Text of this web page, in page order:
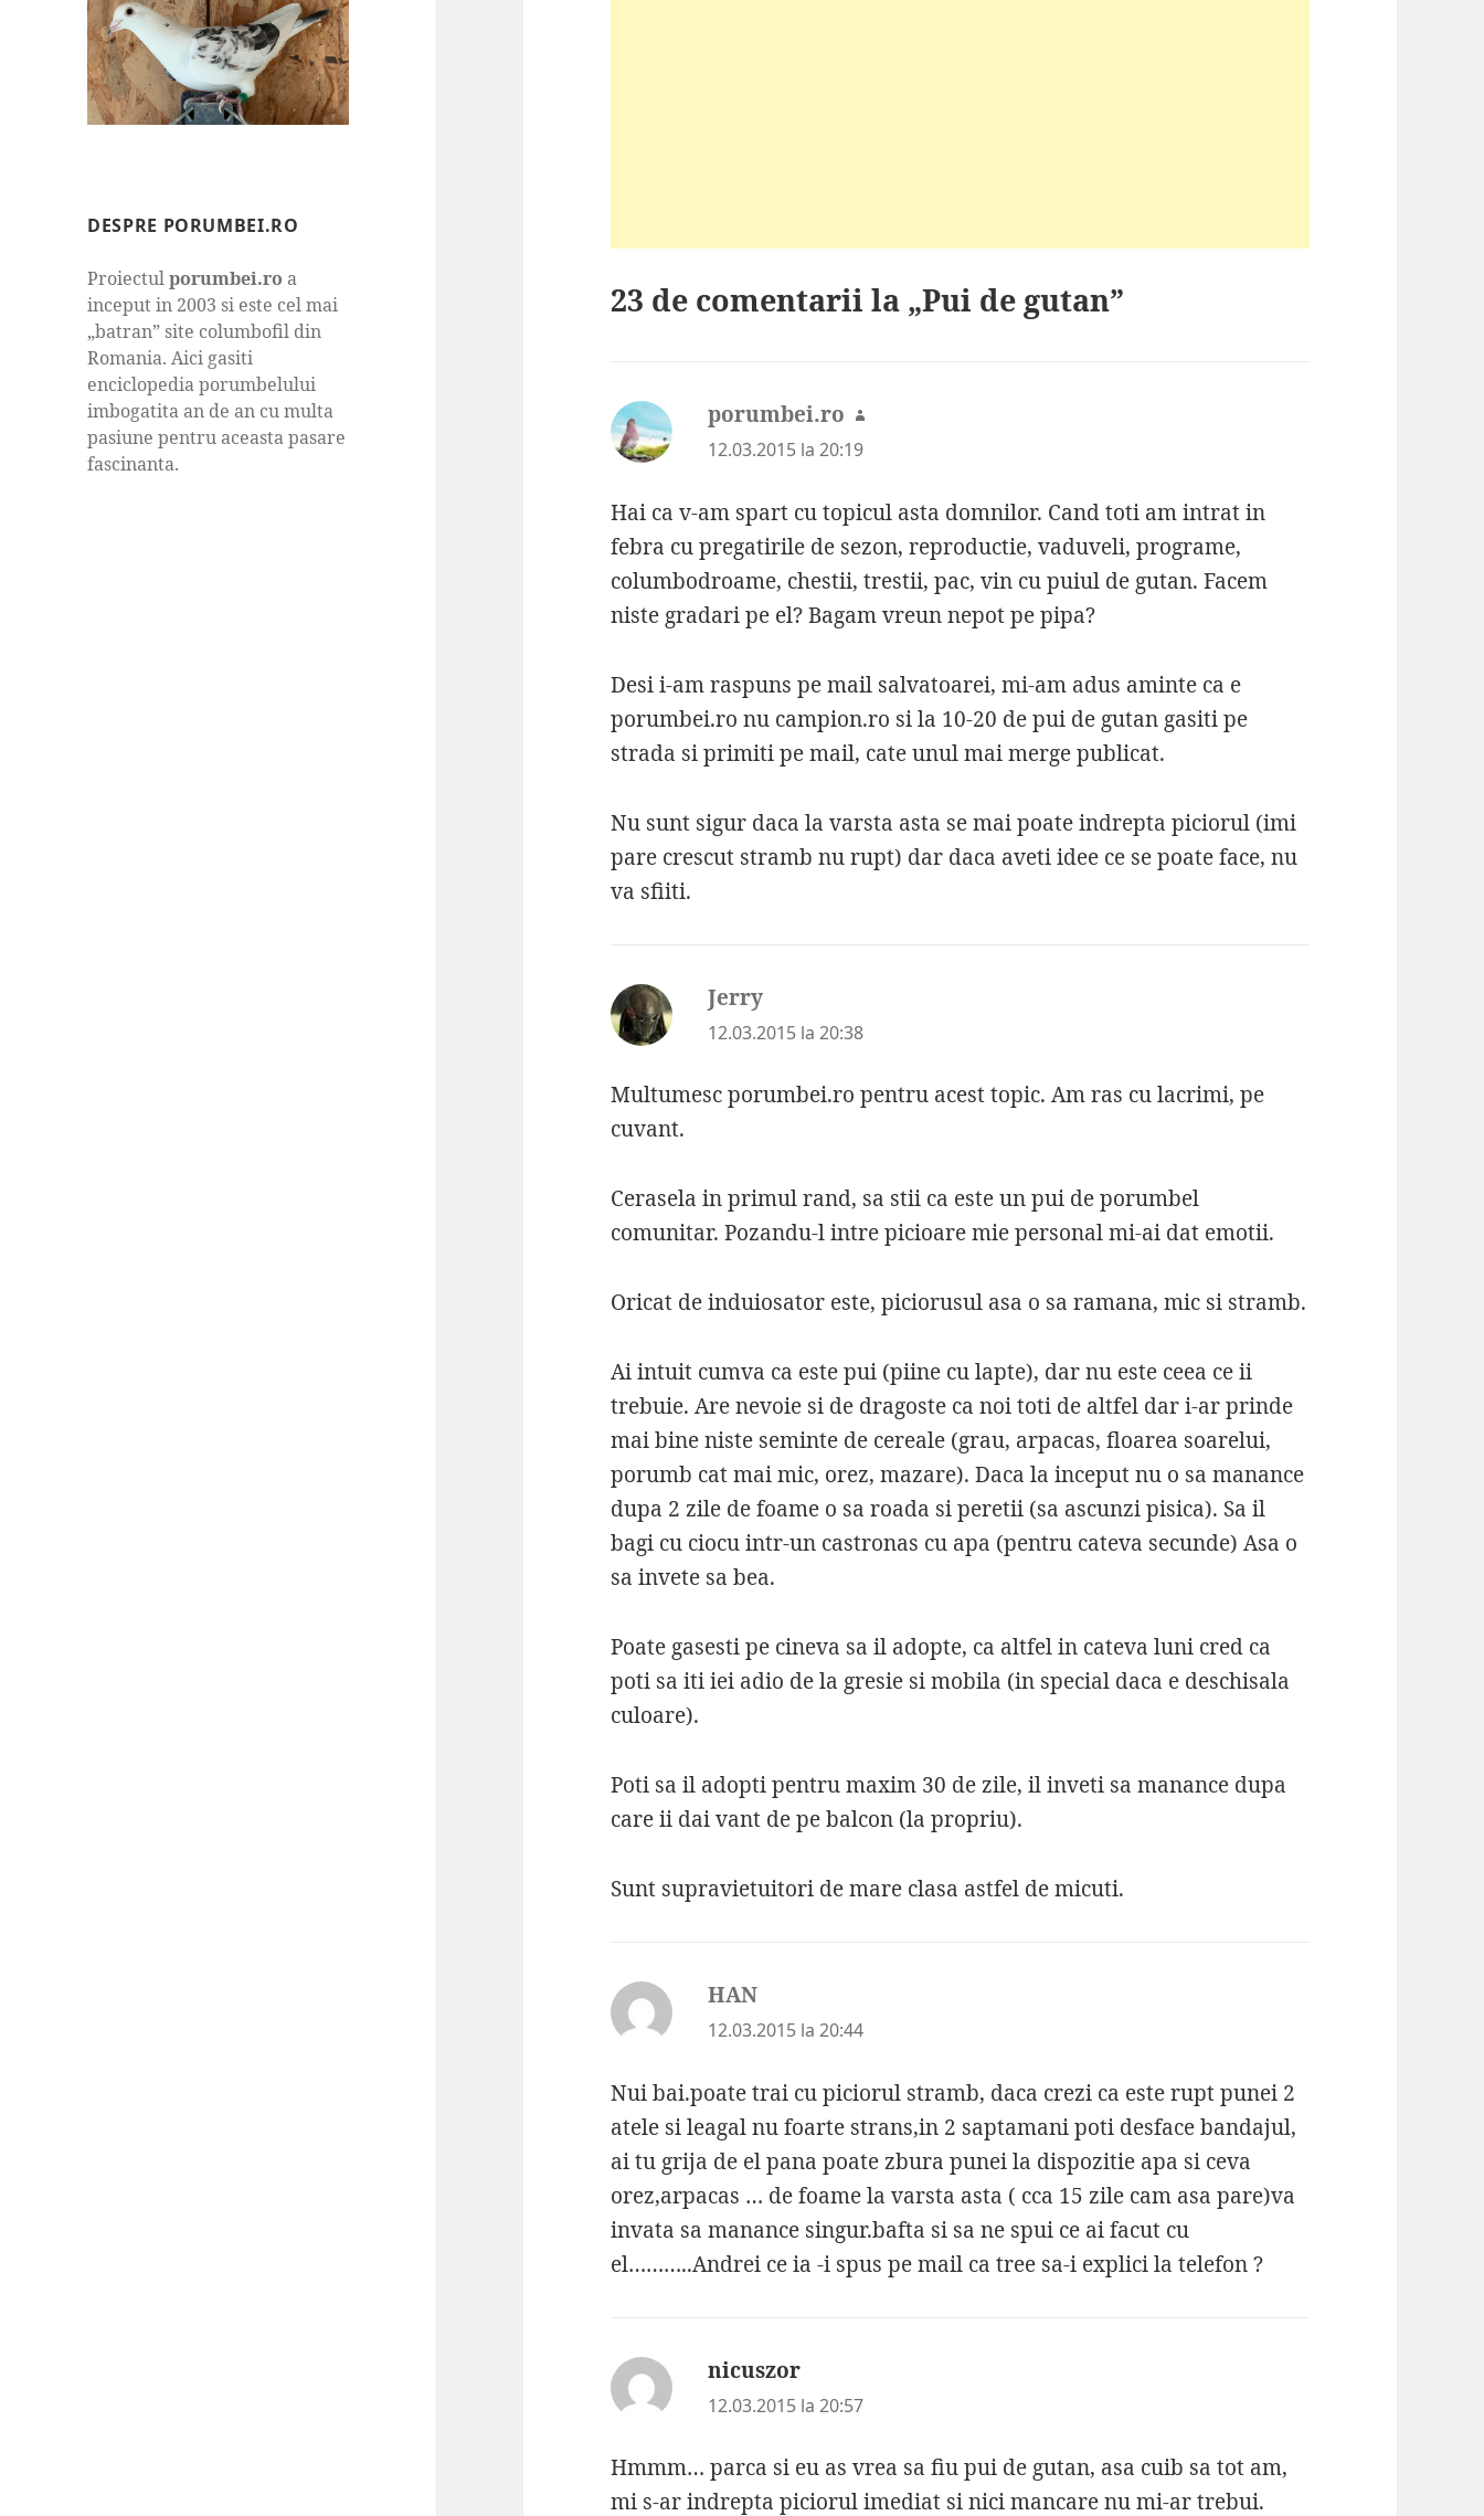
DESPRE PORUMBEI.RO
Proiectulporumbei.ro a
inceput in 2003 si este cel mai
„batran” site columbofil din
Romania. Aici gasiti
enciclopedia porumbelului
imbogatita an de an cu multa
pasiune pentru aceasta pasare
fascinanta.
23 de comentarii la „Pui de gutan”
porumbei.ro spune:
12.03.2015 la 20:19
Hai ca v-am spart cu topicul asta domnilor. Cand toti am intrat in
febra cu pregatirile de sezon, reproductie, vaduveli, programe,
columbodroame, chestii, trestii, pac, vin cu puiul de gutan. Facem
niste gradari pe el? Bagam vreun nepot pe pipa?
Desi i-am raspuns pe mail salvatoarei, mi-am adus aminte ca e
porumbei.ro nu campion.ro si la 10-20 de pui de gutan gasiti pe
strada si primiti pe mail, cate unul mai merge publicat.
Nu sunt sigur daca la varsta asta se mai poate indrepta piciorul (imi
pare crescut stramb nu rupt) dar daca aveti idee ce se poate face, nu
va sfiiti.
Jerry
12.03.2015 la 20:38
Multumesc porumbei.ro pentru acest topic. Am ras cu lacrimi, pe
cuvant.
Cerasela in primul rand, sa stii ca este un pui de porumbel
comunitar. Pozandu-l intre picioare mie personal mi-ai dat emotii.
Oricat de induiosator este, piciorusul asa o sa ramana, mic si stramb.
Ai intuit cumva ca este pui (piine cu lapte), dar nu este ceea ce ii
trebuie. Are nevoie si de dragoste ca noi toti de altfel dar i-ar prinde
mai bine niste seminte de cereale (grau, arpacas, floarea soarelui,
porumb cat mai mic, orez, mazare). Daca la inceput nu o sa manance
dupa 2 zile de foame o sa roada si peretii (sa ascunzi pisica). Sa il
bagi cu ciocu intr-un castronas cu apa (pentru cateva secunde) Asa o
sa invete sa bea.
Poate gasesti pe cineva sa il adopte, ca altfel in cateva luni cred ca
poti sa iti iei adio de la gresie si mobila (in special daca e deschisala
culoare).
Poti sa il adopti pentru maxim 30 de zile, il inveti sa manance dupa
care ii dai vant de pe balcon (la propriu).
Sunt supravietuitori de mare clasa astfel de micuti.
HAN
12.03.2015 la 20:44
Nui bai.poate trai cu piciorul stramb, daca crezi ca este rupt punei 2
atele si leagal nu foarte strans,in 2 saptamani poti desface bandajul,
ai tu grija de el pana poate zbura punei la dispozitie apa si ceva
orez,arpacas … de foame la varsta asta ( cca 15 zile cam asa pare)va
invata sa manance singur.bafta si sa ne spui ce ai facut cu
el………..Andrei ce ia -i spus pe mail ca tree sa-i explici la telefon ?
nicuszor
12.03.2015 la 20:57
Hmmm… parca si eu as vrea sa fiu pui de gutan, asa cuib sa tot am,
mi s-ar indrepta piciorul imediat si nici mancare nu mi-ar trebui.